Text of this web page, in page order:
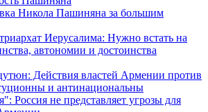
Никола Пашиняна за большим
Иерусалима: Нужно встать на
автономии и достоинства
Действия властей Армении против
и антинациональны
Россия не представляет угрозы для